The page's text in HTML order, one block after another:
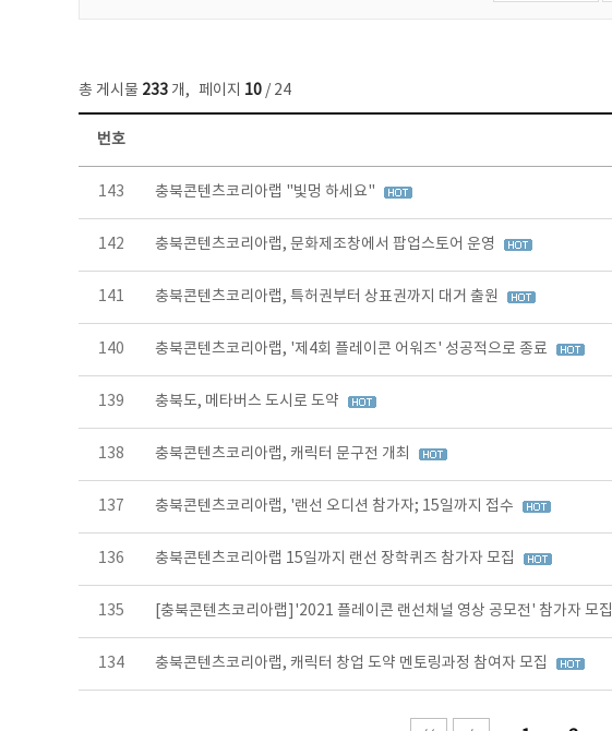
총 게시물 233 개, 페이지 10 / 24
보도자료 목록 - 번호, 제목, 작성자, 파일, 조회수, 작성일 정보 제공
번호
143 충북콘텐츠코리아랩 "빛멍 하세요"
142 충북콘텐츠코리아랩, 문화제조창에서 팝업스토어 운영
141 충북콘텐츠코리아랩, 특허권부터 상표권까지 대거 출원
140 충북콘텐츠코리아랩, '제4회 플레이콘 어워즈' 성공적으로 종료
139 충북도, 메타버스 도시로 도약
138 충북콘텐츠코리아랩, 캐릭터 문구전 개최
137 충북콘텐츠코리아랩, '랜선 오디션 참가자; 15일까지 접수
136 충북콘텐츠코리아랩 15일까지 랜선 장학퀴즈 참가자 모집
135 [충북콘텐츠코리아랩]'2021 플레이콘 랜선채널 영상 공모전' 참가자 모집
134 충북콘텐츠코리아랩, 캐릭터 창업 도약 멘토링과정 참여자 모집